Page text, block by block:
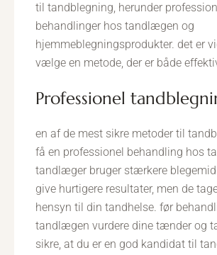
til tandblegning, herunder
behandlinger hos tandlægen og
hjemmeblegningsprodukter. det er
vælge en metode, der er både
professionel
en af de mest sikre metoder til
få en professionel behandling hos
tandlæger bruger stærkere
give hurtigere resultater, men de
hensyn til din tandhelse. før
tandlægen vurdere dine tænder og
sikre, at du er en god kandidat til